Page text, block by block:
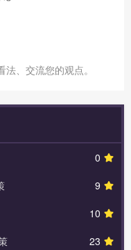
、交流您的观点。
0
9
10
23